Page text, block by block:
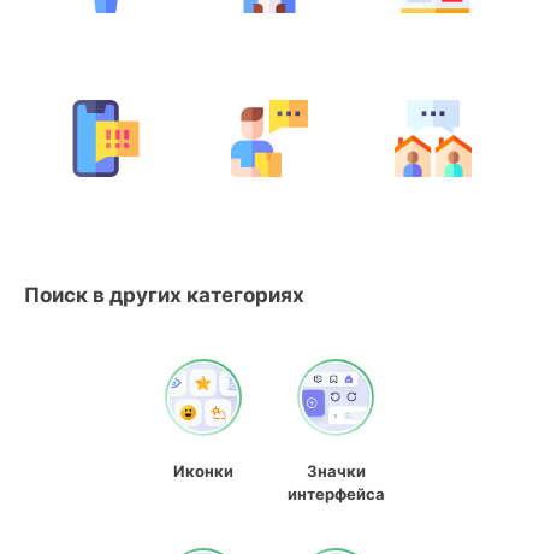
Поиск в других категориях
Иконки
Значки
интерфейса